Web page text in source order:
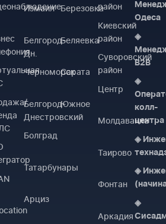
Измаил
Белгород-
Дн.
Черноморск
Белгород-
Днестровский
Болград
Татарбунары
Арциз
Березовка
Беляевка
Сарата
Южное
район
Киевский
район
Суворовский
район
Центр
Молдаванка
Таирово
Фонтан
Аркадия
Одеса
◈
B2B
◈
колл-
центра
◈
◈
◈